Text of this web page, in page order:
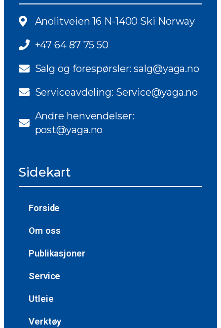
Anolitveien 16 N-1400 Ski Norway
+47 64 87 75 50
Salg og forespørsler: salg@yaga.no
Serviceavdeling: Service@yaga.no
Andre henvendelser:
post@yaga.no
Sidekart
Forside
Om oss
Publikasjoner
Service
Utleie
Verktøy